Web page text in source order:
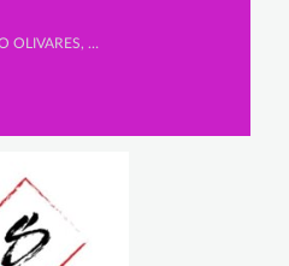
Secundaria, CARLOS DEL POZO OLIVARES, MARCOS BRICEÑO NUEVO y ÁLVARO SANTAMARTA DE SANTOS